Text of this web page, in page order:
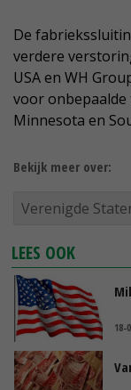
De
verdere
USA en WH
voor
Minnesota en
Bekijk meer over:
Verenigde
LEES OOK
18-